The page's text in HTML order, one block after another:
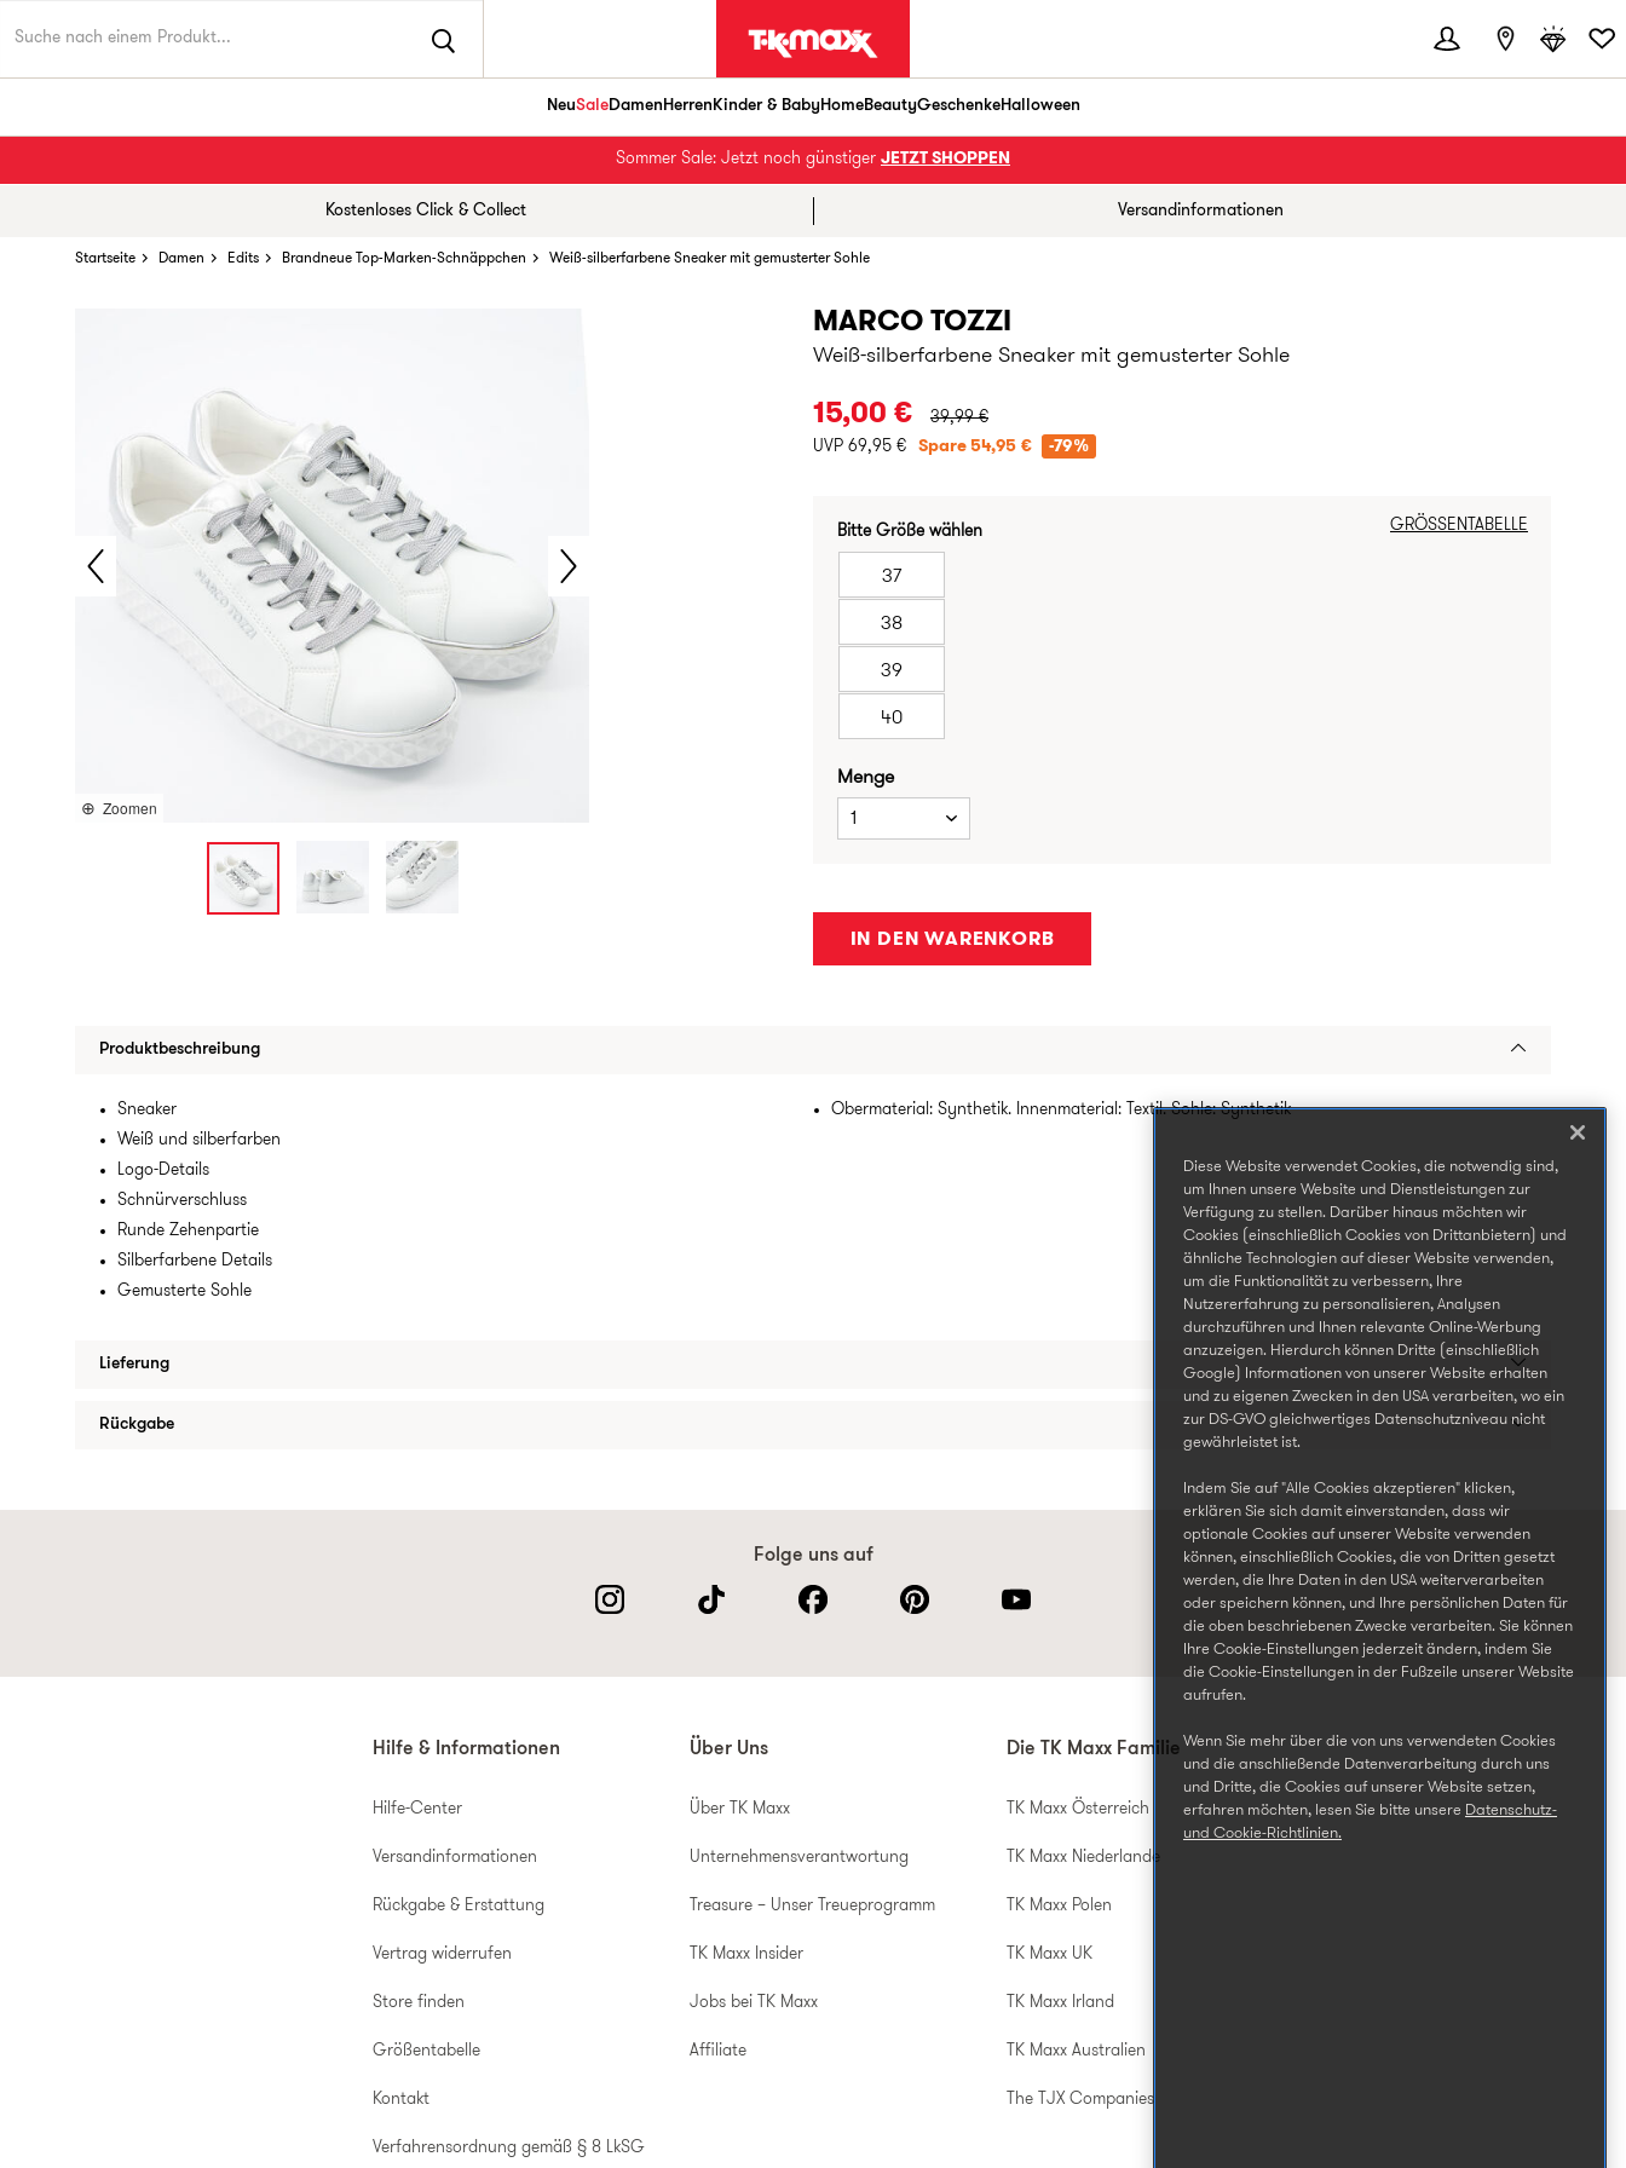
NeuSaleDamenHerrenKinder & BabyHomeBeautyGeschenkeHalloween
Sommer Sale: Jetzt noch günstiger JETZT SHOPPEN
Kostenloses Click & Collect Versandinformationen
Startseite Damen Edits Brandneue Top-Marken-Schnäppchen Weiß-silberfarbene Sneaker mit gemusterter Sohle
Zoomen
MARCO TOZZI
Weiß-silberfarbene Sneaker mit gemusterter Sohle
15,00 € URSPRÜNGLICHER PREIS:
39,99 €
UVP 69,95 €
Spare 54,95 € -79%
GRÖSSENTABELLE
Bitte Größe wählen
37
38
39
40
Menge
1
IN DEN WARENKORB
Produktbeschreibung
Sneaker
Weiß und silberfarben
Logo-Details
Schnürverschluss
Runde Zehenpartie
Silberfarbene Details
Gemusterte Sohle
Obermaterial: Synthetik. Innenmaterial: Textil. Sohle: Synthetik
Lieferung
Rückgabe
Folge uns auf
Hilfe & Informationen
Hilfe-Center
Versandinformationen
Rückgabe & Erstattung
Vertrag widerrufen
Store finden
Größentabelle
Kontakt
Verfahrensordnung gemäß § 8 LkSG
Über Uns
Über TK Maxx
Unternehmensverantwortung
Treasure – Unser Treueprogramm
TK Maxx Insider
Jobs bei TK Maxx
Affiliate
Die TK Maxx Familie
TK Maxx Österreich
TK Maxx Niederlande
TK Maxx Polen
TK Maxx UK
TK Maxx Irland
TK Maxx Australien
The TJX Companies
Diese Website verwendet Cookies, die notwendig sind,
um Ihnen unsere Website und Dienstleistungen zur
Verfügung zu stellen. Darüber hinaus möchten wir
Cookies (einschließlich Cookies von Drittanbietern) und
ähnliche Technologien auf dieser Website verwenden,
um die Funktionalität zu verbessern, Ihre
Nutzererfahrung zu personalisieren, Analysen
durchzuführen und Ihnen relevante Online-Werbung
anzuzeigen. Hierdurch können Dritte (einschließlich
Google) Informationen von unserer Website erhalten
und zu eigenen Zwecken in den USA verarbeiten, wo ein
zur DS-GVO gleichwertiges Datenschutzniveau nicht
gewährleistet ist.
Indem Sie auf "Alle Cookies akzeptieren" klicken,
erklären Sie sich damit einverstanden, dass wir
optionale Cookies auf unserer Website verwenden
können, einschließlich Cookies, die von Dritten gesetzt
werden, die Ihre Daten in den USA weiterverarbeiten
oder speichern können, und Ihre persönlichen Daten für
die oben beschriebenen Zwecke verarbeiten. Sie können
Ihre Cookie-Einstellungen jederzeit ändern, indem Sie
die Cookie-Einstellungen in der Fußzeile unserer Website
aufrufen.
Wenn Sie mehr über die von uns verwendeten Cookies
und die anschließende Datenverarbeitung durch uns
und Dritte, die Cookies auf unserer Website setzen,
erfahren möchten, lesen Sie bitte unsere Datenschutz-
und Cookie-Richtlinien.